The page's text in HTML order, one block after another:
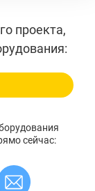
проекта,
сейчас: